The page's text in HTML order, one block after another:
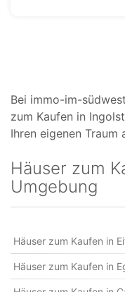
Bei immo-im-
zum Kaufen in
Ihren eigenen Traum
Häuser zum
Umgebung
Häuser zum Kaufen in
Häuser zum Kaufen in